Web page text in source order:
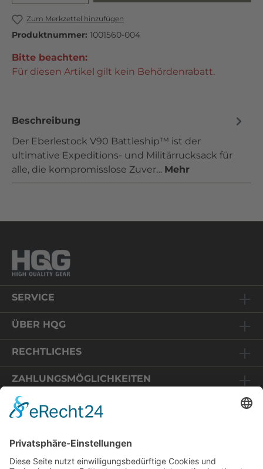
Relaunch HQG-Shop
Wir freuen uns, dass Sie uns wieder
Zum Merkzettel hinzufügen
Produktnummer: 1001560-004
Bitte beachten:
Für diesen Artikel gilt kein Behördenrabatt.
Beschreibung
Der Eberlestock V90 Battleship™ ist der
ultimative Expeditions- und Militärrucksack für
alle, die kompromisslose Zuver… Mehr
SERVICE
ÜBER HQG
RECHTLICHES
ZAHLUNGSMÖGLICHKEITEN
Sie befinden sich auf einem Online-Shop in Deutschland.
Die angezeigten Preise enthalten daher 19% MwSt und